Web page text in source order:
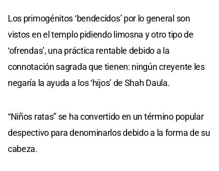
Los primogénitos ‘bendecidos’ por lo general son
vistos en el templo pidiendo limosna y otro tipo de
‘ofrendas’, una práctica rentable debido a la
connotación sagrada que tienen: ningún creyente les
negaría la ayuda a los ‘hijos’ de Shah Daula.
“Niños ratas” se ha convertido en un término popular
despectivo para denominarlos debido a la forma de su
cabeza.